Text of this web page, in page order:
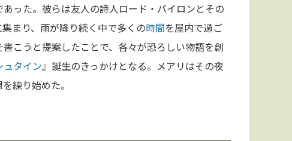
あった。彼らは友人の詩人ロード・バイロンとその
まり、雨が降り続く中で多くの時間を屋内で過ご
こうと提案したことで、各々が恐ろしい物語を創
タイン』誕生のきっかけとなる。メアリはその夜
練り始めた。